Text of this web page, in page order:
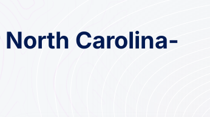
Carolina-